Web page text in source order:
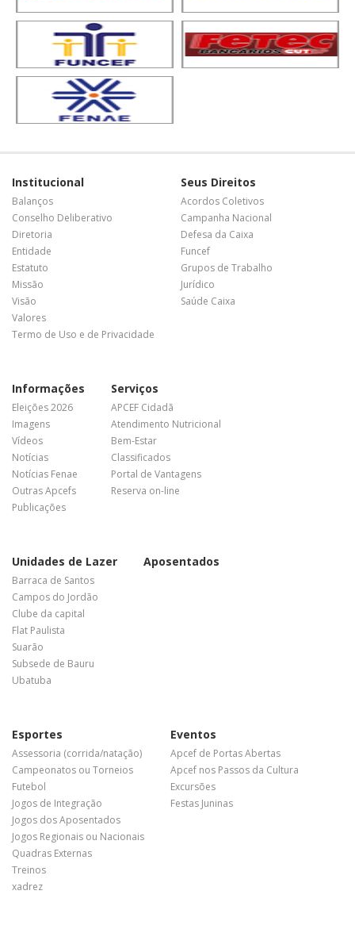
Institucional
Balanços
Conselho Deliberativo
Diretoria
Entidade
Estatuto
Missão
Visão
Valores
Termo de Uso e de Privacidade
Seus Direitos
Acordos Coletivos
Campanha Nacional
Defesa da Caixa
Funcef
Grupos de Trabalho
Jurídico
Saúde Caixa
Informações
Eleições 2026
Imagens
Vídeos
Notícias
Notícias Fenae
Outras Apcefs
Publicações
Serviços
APCEF Cidadã
Atendimento Nutricional
Bem-Estar
Classificados
Portal de Vantagens
Reserva on-line
Unidades de Lazer
Barraca de Santos
Campos do Jordão
Clube da capital
Flat Paulista
Suarão
Subsede de Bauru
Ubatuba
Aposentados
Esportes
Assessoria (corrida/natação)
Campeonatos ou Torneios
Futebol
Jogos de Integração
Jogos dos Aposentados
Jogos Regionais ou Nacionais
Quadras Externas
Treinos
xadrez
Eventos
Apcef de Portas Abertas
Apcef nos Passos da Cultura
Excursões
Festas Juninas